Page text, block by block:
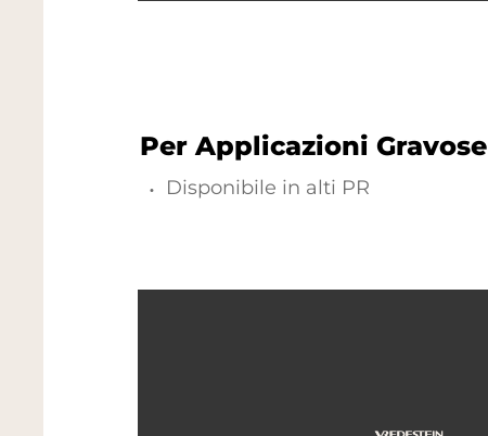
Per Applicazioni Gravose
Disponibile in alti PR